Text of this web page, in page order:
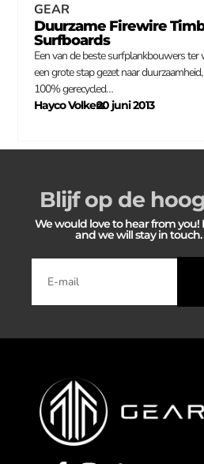
GEAR
Duurzame Firewire
Surfboards
Een van de beste surfplankbouwers ter
een grote stap gezet naar
100% gerecycled…
Hayco Volkers
–
20 juni 2013
Blijf op de
We would love to hear from you!
and we will stay in